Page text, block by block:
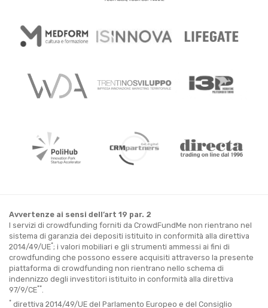
Avvertenze ai sensi dell’art 19 par. 2
I servizi di crowdfunding forniti da CrowdFundMe non rientrano nel
sistema di garanzia dei depositi istituito in conformità alla direttiva
2014/49/UE*; i valori mobiliari e gli strumenti ammessi ai fini di
crowdfunding che possono essere acquisiti attraverso la presente
piattaforma di crowdfunding non rientrano nello schema di
indennizzo degli investitori istituito in conformità alla direttiva
97/9/CE**
* direttiva 2014/49/UE del Parlamento Europeo e del Consiglio